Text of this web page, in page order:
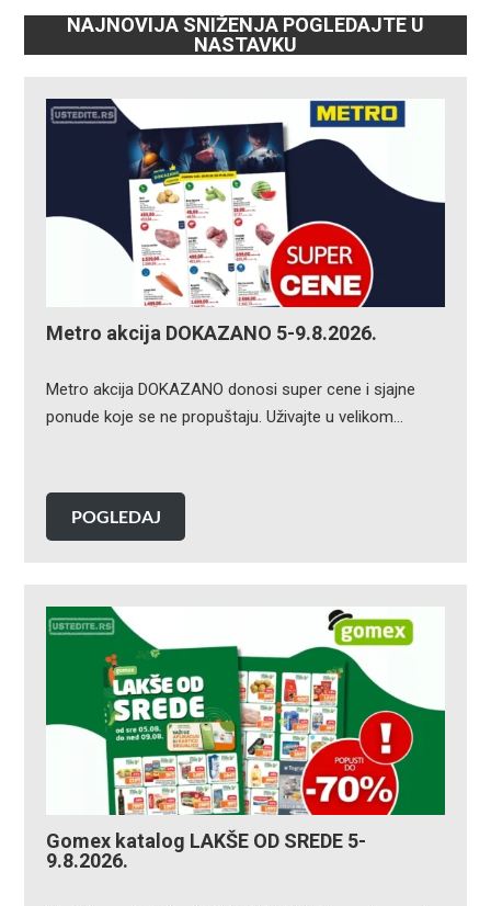
NAJNOVIJA SNIŽENJA POGLEDAJTE U
NASTAVKU
Metro akcija DOKAZANO 5-9.8.2026.
Metro akcija DOKAZANO donosi super cene i sjajne
ponude koje se ne propuštaju. Uživajte u velikom…
POGLEDAJ
Gomex katalog LAKŠE OD SREDE 5-
9.8.2026.